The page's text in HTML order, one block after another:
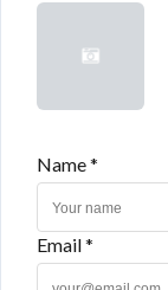
Name *
Email *